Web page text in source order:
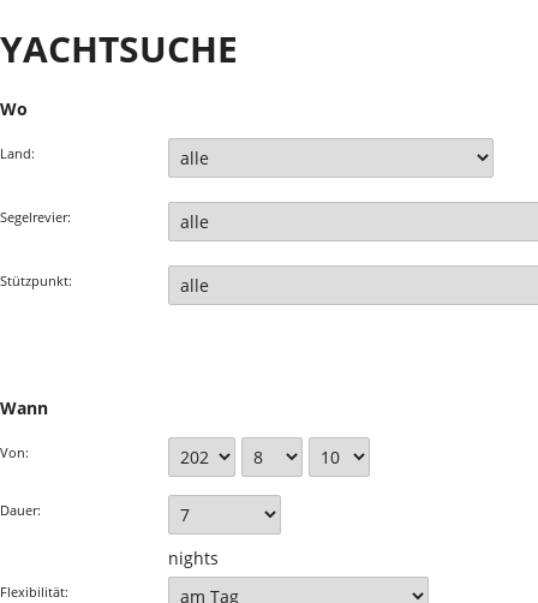
YACHTSUCHE
Wo
Land:
Segelrevier:
Stützpunkt:
Wann
Von:
Dauer:
nights
Flexibilität: